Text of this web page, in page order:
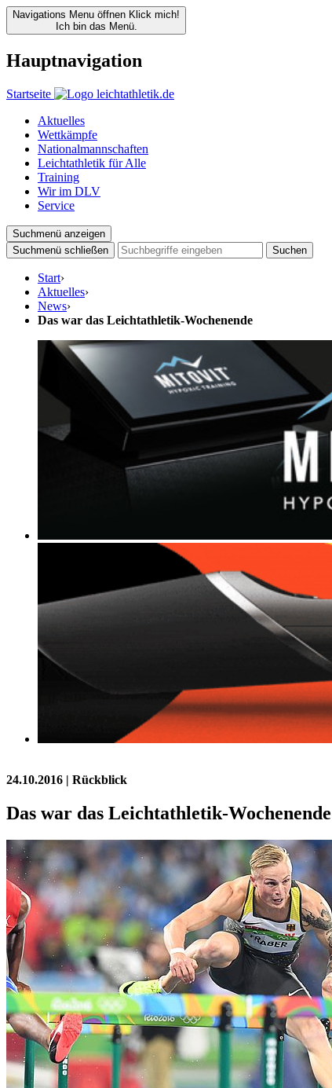
Navigations Menu öffnen Klick mich!
Ich bin das Menü.
Hauptnavigation
Startseite
Aktuelles
Wettkämpfe
Nationalmannschaften
Leichtathletik für Alle
Training
Wir im DLV
Service
Suchmenü anzeigen
Suchmenü schließen
Suchen
Start›
Aktuelles›
News›
Das war das Leichtathletik-Wochenende
24.10.2016 | Rückblick
Das war das Leichtathletik-Wochenende